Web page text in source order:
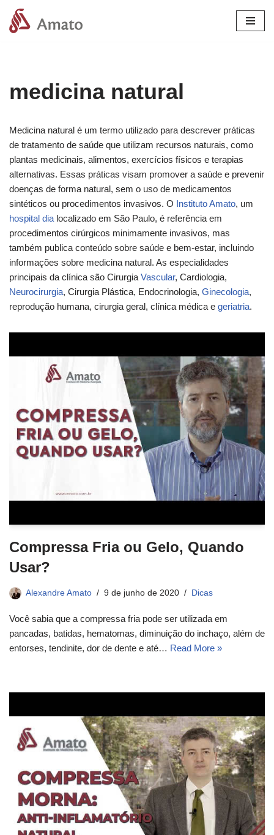
Pular
medicina natural
Medicina natural é um termo utilizado para descrever práticas
de tratamento de saúde que utilizam recursos naturais, como
plantas medicinais, alimentos, exercícios físicos e terapias
alternativas. Essas práticas visam promover a saúde e prevenir
doenças de forma natural, sem o uso de medicamentos
sintéticos ou procedimentos invasivos. O Instituto Amato, um
hospital dia localizado em São Paulo, é referência em
procedimentos cirúrgicos minimamente invasivos, mas
também publica conteúdo sobre saúde e bem-estar, incluindo
informações sobre medicina natural. As especialidades
principais da clínica são Cirurgia Vascular, Cardiologia,
Neurocirurgia, Cirurgia Plástica, Endocrinologia, Ginecologia,
reprodução humana, cirurgia geral, clínica médica e geriatria.
Compressa Fria ou Gelo, Quando
Usar?
Alexandre Amato 9 de junho de 2020 Dicas
Você sabia que a compressa fria pode ser utilizada em
pancadas, batidas, hematomas, diminuição do inchaço, além de
entorses, tendinite, dor de dente e até… Read More »